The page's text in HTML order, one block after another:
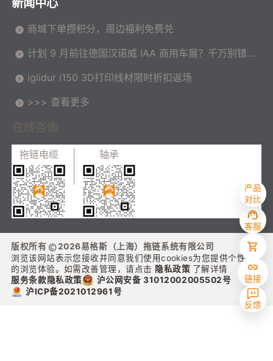
新闻中心
商城下单攒积分，周边福利免费兑
计划 9 月前往德国汉诺威 IAA 商用车展？千万别错过
iglidur i150 3D打印线材限时折扣返场
>>> 查看更多
拖链电缆 轴承
版权所有 2026易格斯（上海）拖链系统有限公司
浏览该网站表示您接收并同意我们使用cookies为您提供个性化
的浏览体验。如需改善管理，请点击 隐私政策 了解详情
服务条款隐私政策
沪公网安备 31012002005502号
沪ICP备2021012961号
产品
对比
客服
链接
反馈